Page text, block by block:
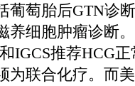
葡萄胎后GTN诊
养细胞肿瘤诊断
IGCS推荐HCG
为联合化疗。而